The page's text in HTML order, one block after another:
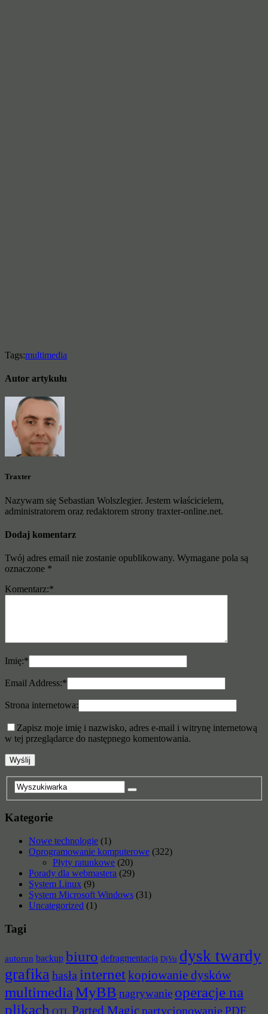
Tags:multimedia
Autor artykułu
Traxter
Nazywam się Sebastian Wolszlegier. Jestem właścicielem,
administratorem oraz redaktorem strony traxter-online.net.
Dodaj komentarz
Twój adres email nie zostanie opublikowany. Wymagane pola są
oznaczone *
Komentarz:*
Imię:*
Email Address:*
Strona internetowa:
Zapisz moje imię i nazwisko, adres e-mail i witrynę internetową
w tej przeglądarce do następnego komentowania.
Kategorie
Nowe technologie (1)
Oprogramowanie komputerowe (322)
Płyty ratunkowe (20)
Porady dla webmastera (29)
System Linux (9)
System Microsoft Windows (31)
Uncategorized (1)
Tagi
autorun backup biuro defragmentacja DjVu dysk twardy
grafika hasła internetkopiowanie dysków
multimediaMyBB nagrywanie operacje na
plikach OTL Parted Magicpartycjonowanie PDF